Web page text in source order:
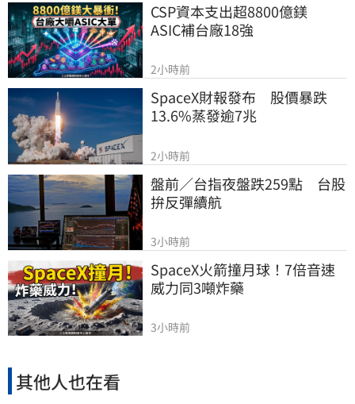
CSP資本支出超8800億鎂
ASIC補台廠18強
2小時前
SpaceX財報發布　股價暴跌
13.6%蒸發逾7兆
2小時前
盤前／台指夜盤跌259點　台股
拚反彈續航
3小時前
SpaceX火箭撞月球！7倍音速
威力同3噸炸藥
3小時前
其他人也在看